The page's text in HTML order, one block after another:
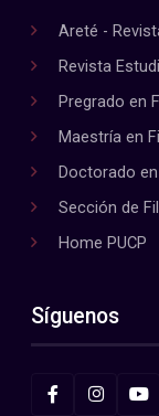
Areté -
Revista
Pregrado en
Maestría en
Doctorado
Sección de
Home PUCP
Síguenos